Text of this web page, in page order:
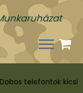
Dobos telefontok kicsi